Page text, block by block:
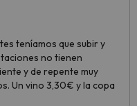
teníamos que subir y
no tienen
y de repente muy
Un vino 3,30€ y la copa